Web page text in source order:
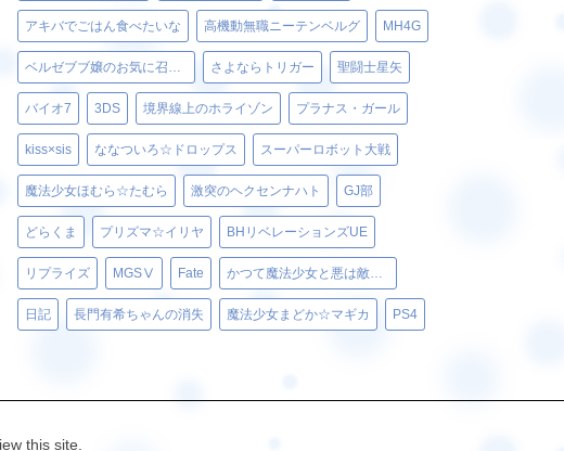
アキバでごはん食べたいな 高機動無職ニーテンベルグ MH4G
ベルゼブブ嬢のお気に召すまま。 さよならトリガー 聖闘士星矢
バイオ7 3DS 境界線上のホライゾン プラナス・ガール
kiss×sis ななついろ☆ドロップス スーパーロボット大戦
魔法少女ほむら☆たむら 激突のヘクセンナハト GJ部
どらくま プリズマ☆イリヤ BHリベレーションズUE
リプライズ MGSⅤ Fate かつて魔法少女と悪は敵対していた。
日記 長門有希ちゃんの消失 魔法少女まどか☆マギカ PS4
this site.